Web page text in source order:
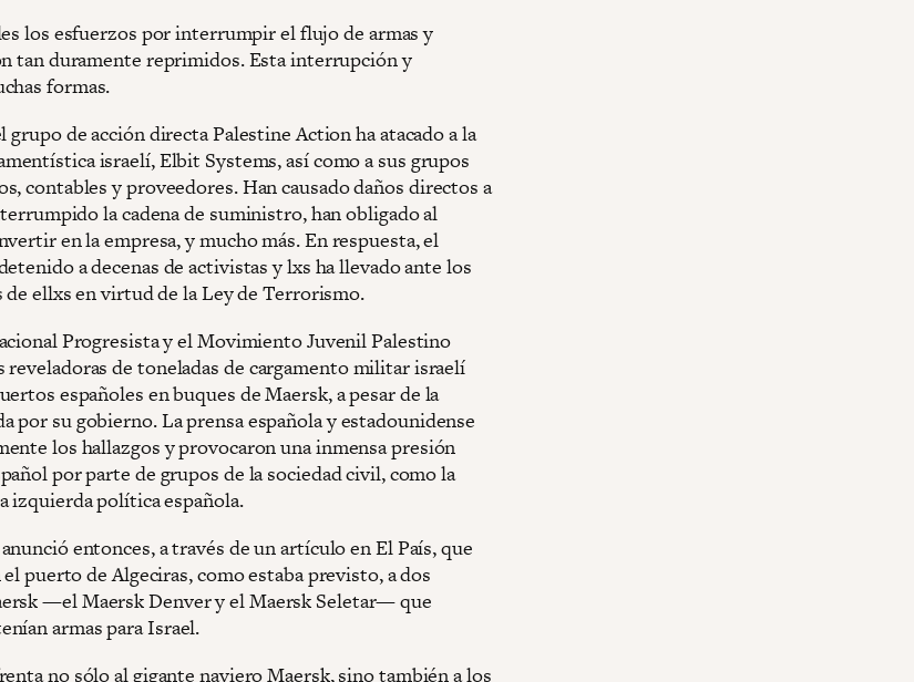
los esfuerzos por interrumpir el flujo de armas y
tan duramente reprimidos. Esta interrupción y
formas.
grupo de acción directa Palestine Action ha atacado a la
israelí, Elbit Systems, así como a sus grupos
contables y proveedores. Han causado daños directos a
la cadena de suministro, han obligado al
en la empresa, y mucho más. En respuesta, el
a decenas de activistas y lxs ha llevado ante los
de ellxs en virtud de la Ley de Terrorismo.
Progresista y el Movimiento Juvenil Palestino
reveladoras de toneladas de cargamento militar israelí
españoles en buques de Maersk, a pesar de la
por su gobierno. La prensa española y estadounidense
los hallazgos y provocaron una inmensa presión
por parte de grupos de la sociedad civil, como la
izquierda política española.
entonces, a través de un artículo en El País, que
puerto de Algeciras, como estaba previsto, a dos
—el Maersk Denver y el Maersk Seletar— que
armas para Israel.
no sólo al gigante naviero Maersk, sino también a los